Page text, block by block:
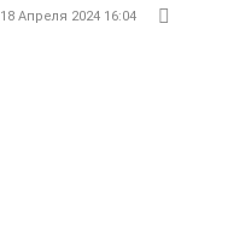
18 Апреля 2024 16:04